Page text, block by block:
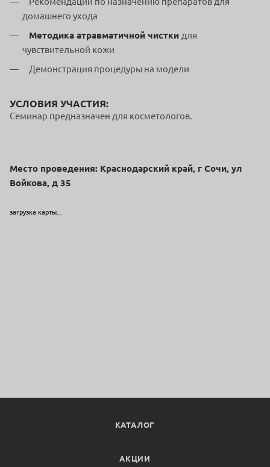
домашнего ухода
Методика атравматичной чистки для
чувствительной кожи
Демонстрация процедуры на модели
УСЛОВИЯ УЧАСТИЯ:
Семинар предназначен для косметологов.
Место проведения: Краснодарский край, г Сочи, ул
Войкова, д 35
загрузка карты...
КАТАЛОГ
АКЦИИ